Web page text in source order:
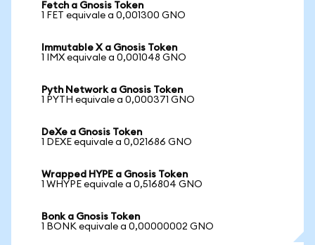
Fetch a Gnosis Token
1 FET equivale a 0,001300 GNO
Immutable X a Gnosis Token
1 IMX equivale a 0,001048 GNO
Pyth Network a Gnosis Token
1 PYTH equivale a 0,000371 GNO
DeXe a Gnosis Token
1 DEXE equivale a 0,021686 GNO
Wrapped HYPE a Gnosis Token
1 WHYPE equivale a 0,516804 GNO
Bonk a Gnosis Token
1 BONK equivale a 0,00000002 GNO